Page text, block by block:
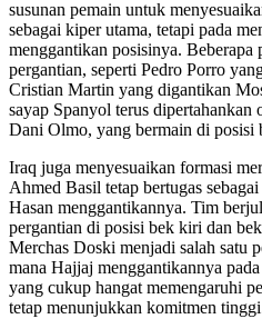
susunan pemain untuk
sebagai kiper utama, tetapi pada
menggantikan posisinya. Beberapa
pergantian, seperti Pedro Porro
Cristian Martin yang digantikan
sayap Spanyol terus
Dani Olmo, yang bermain di posisi
Iraq juga menyesuaikan formasi
Ahmed Basil tetap bertugas
Hasan menggantikannya. Tim
pergantian di posisi bek kiri dan
Merchas Doski menjadi salah satu
mana Hajjaj menggantikannya
yang cukup hangat memengaruhi
tetap menunjukkan komitmen